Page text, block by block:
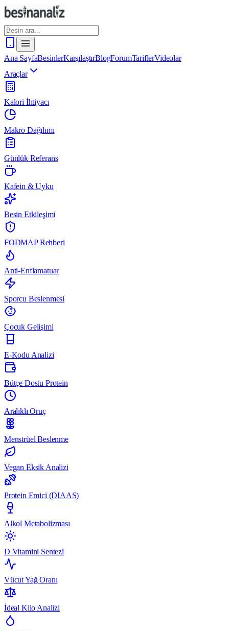
Ana SayfaBesinlerKarşılaştırBlogForumTariflerVideolar
Araçlar
Kalori İhtiyacı
Makro Dağılımı
Günlük Referans
Kafein & Uyku
Besin Etkileşimi
FODMAP Rehberi
Anti-Enflamatuar
Sporcu Beslenmesi
Çocuk Gelişimi
E-Kodu Analizi
Bütçe Dostu Protein
Aralıklı Oruç
Menstrüel Beslenme
Vegan Eksik Analizi
Protein Emici (DIAAS)
Alkol Metabolizması
D Vitamini Sentezi
Vücut Yağ Oranı
İdeal Kilo Analizi